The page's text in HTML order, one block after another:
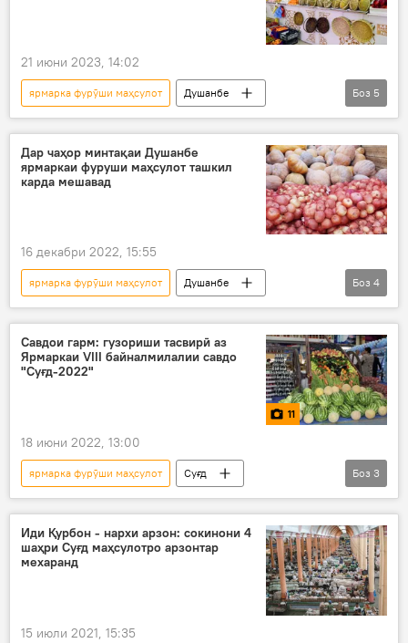
21 июни 2023, 14:02
ярмарка фурӯши маҳсулот
Душанбе
Вазорати кишоварзӣ
шаҳрдорӣ
Иди қурбон
Дар Тоҷикистон
Боз 5
Дар чаҳор минтақаи Душанбе
ярмаркаи фуруши маҳсулот ташкил
карда мешавад
16 декабри 2022, 15:55
ярмарка фурӯши маҳсулот
Душанбе
ярмарка
ғизо
арзон
Боз 4
Савдои гарм: гузориши тасвирӣ аз
Ярмаркаи VIII байналмилалии савдо
"Суғд-2022"
11
18 июни 2022, 13:00
ярмарка фурӯши маҳсулот
Суғд
Дар Тоҷикистон
Хуҷанд Акс
Боз 3
Иди Қурбон - нархи арзон: сокинони 4
шаҳри Суғд маҳсулотро арзонтар
мехаранд
15 июли 2021, 15:35